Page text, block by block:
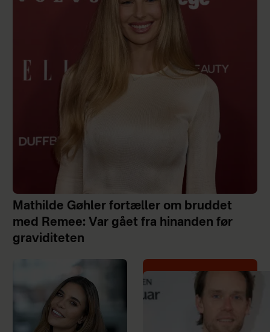
Mathilde Gøhler fortæller om bruddet
med Remee: Var gået fra hinanden før
graviditeten